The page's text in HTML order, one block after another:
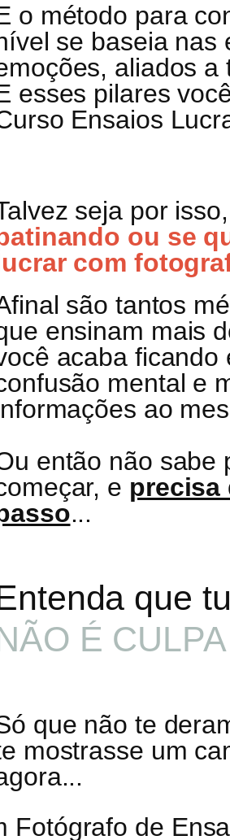
o método para
se baseia nas
aliados a
esses pilares
Ensaios
seja por
ou se
com
são tantos
ensinam mais
acaba ficando
mental e
ao
então não sabe
e precisa
...
que
É
que não te
mostrasse um
de